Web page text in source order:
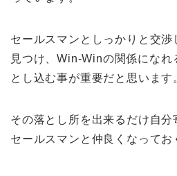
セールスマンとしっかりと交渉
見つけ、Win-Winの関係になれ
とし込む事が重要だと思います
その落とし所を出来るだけ自分
セールスマンと仲良くなってお